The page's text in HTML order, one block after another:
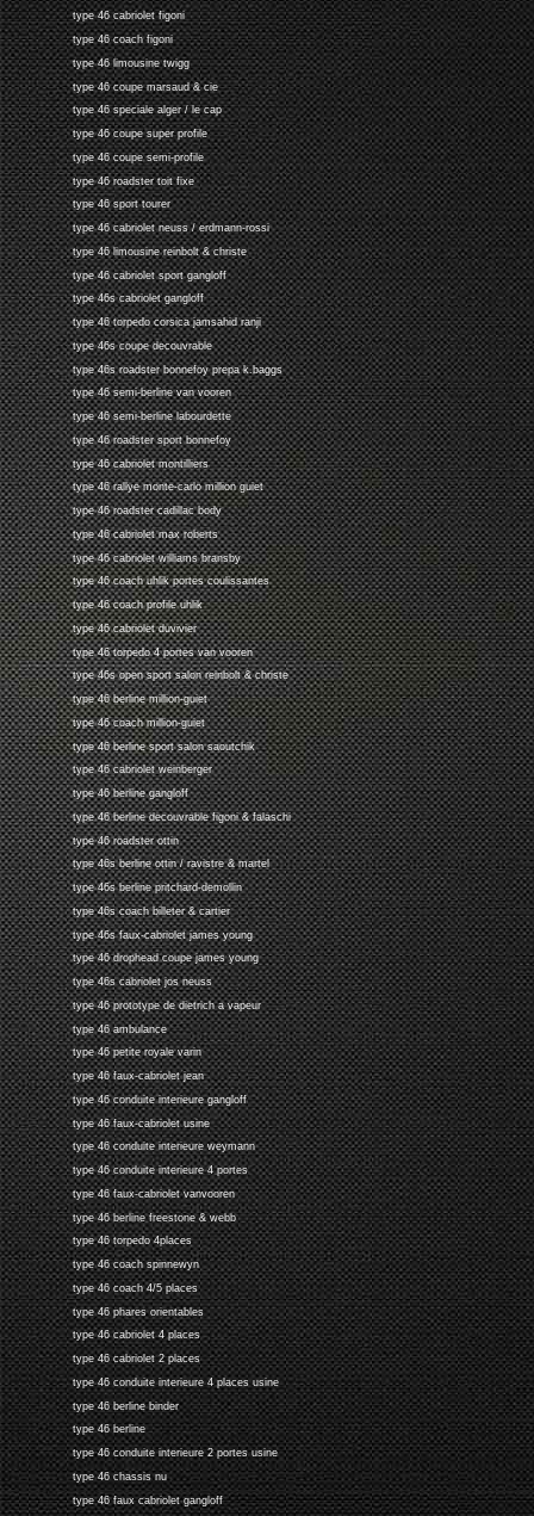
type 46 cabriolet figoni
type 46 coach figoni
type 46 limousine twigg
type 46 coupe marsaud & cie
type 46 speciale alger / le cap
type 46 coupe super profile
type 46 coupe semi-profile
type 46 roadster toit fixe
type 46 sport tourer
type 46 cabriolet neuss / erdmann-rossi
type 46 limousine reinbolt & christe
type 46 cabriolet sport gangloff
type 46s cabriolet gangloff
type 46 torpedo corsica jamsahid ranji
type 46s coupe decouvrable
type 46s roadster bonnefoy prepa k.baggs
type 46 semi-berline van vooren
type 46 semi-berline labourdette
type 46 roadster sport bonnefoy
type 46 cabriolet montilliers
type 46 rallye monte-carlo million guiet
type 46 roadster cadillac body
type 46 cabriolet max roberts
type 46 cabriolet williams bransby
type 46 coach uhlik portes coulissantes
type 46 coach profile uhlik
type 46 cabriolet duvivier
type 46 torpedo 4 portes van vooren
type 46s open sport salon reinbolt & christe
type 46 berline million-guiet
type 46 coach million-guiet
type 46 berline sport salon saoutchik
type 46 cabriolet weinberger
type 46 berline gangloff
type 46 berline decouvrable figoni & falaschi
type 46 roadster ottin
type 46s berline ottin / ravistre & martel
type 46s berline pritchard-demollin
type 46s coach billeter & cartier
type 46s faux-cabriolet james young
type 46 drophead coupe james young
type 46s cabriolet jos neuss
type 46 prototype de dietrich a vapeur
type 46 ambulance
type 46 petite royale varin
type 46 faux-cabriolet jean
type 46 conduite interieure gangloff
type 46 faux-cabriolet usine
type 46 conduite interieure weymann
type 46 conduite interieure 4 portes
type 46 faux-cabriolet vanvooren
type 46 berline freestone & webb
type 46 torpedo 4places
type 46 coach spinnewyn
type 46 coach 4/5 places
type 46 phares orientables
type 46 cabriolet 4 places
type 46 cabriolet 2 places
type 46 conduite interieure 4 places usine
type 46 berline binder
type 46 berline
type 46 conduite interieure 2 portes usine
type 46 chassis nu
type 46 faux cabriolet gangloff